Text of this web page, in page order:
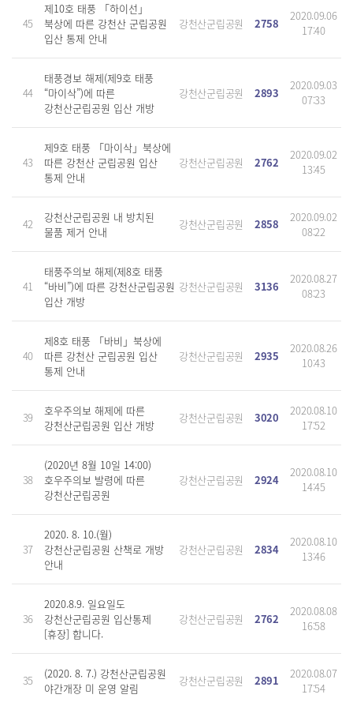
45
제10호 태풍 「하이선」
북상에 따른 강천산 군립공원
입산 통제 안내
강천산군립공원 2758
2020.09.06
17:40
44
태풍경보 해제(제9호 태풍
“마이삭”)에 따른
강천산군립공원 입산 개방
강천산군립공원 2893
2020.09.03
07:33
43
제9호 태풍 「마이삭」북상에
따른 강천산 군립공원 입산
통제 안내
강천산군립공원 2762
2020.09.02
13:45
42
강천산군립공원 내 방치된
물품 제거 안내
강천산군립공원 2858
2020.09.02
08:22
41
태풍주의보 해제(제8호 태풍
“바비”)에 따른 강천산군립공원
입산 개방
강천산군립공원 3136
2020.08.27
08:23
40
제8호 태풍 「바비」북상에
따른 강천산 군립공원 입산
통제 안내
강천산군립공원 2935
2020.08.26
10:43
39
호우주의보 해제에 따른
강천산군립공원 입산 개방
강천산군립공원 3020
2020.08.10
17:52
38
(2020년 8월 10일 14:00)
호우주의보 발령에 따른
강천산군립공원
강천산군립공원 2924
2020.08.10
14:45
37
2020. 8. 10.(월)
강천산군립공원 산책로 개방
안내
강천산군립공원 2834
2020.08.10
13:46
36
2020.8.9. 일요일도
강천산군립공원 입산통제
[휴장] 합니다.
강천산군립공원 2762
2020.08.08
16:58
35
(2020. 8. 7.) 강천산군립공원
야간개장 미 운영 알림
강천산군립공원 2891
2020.08.07
17:54